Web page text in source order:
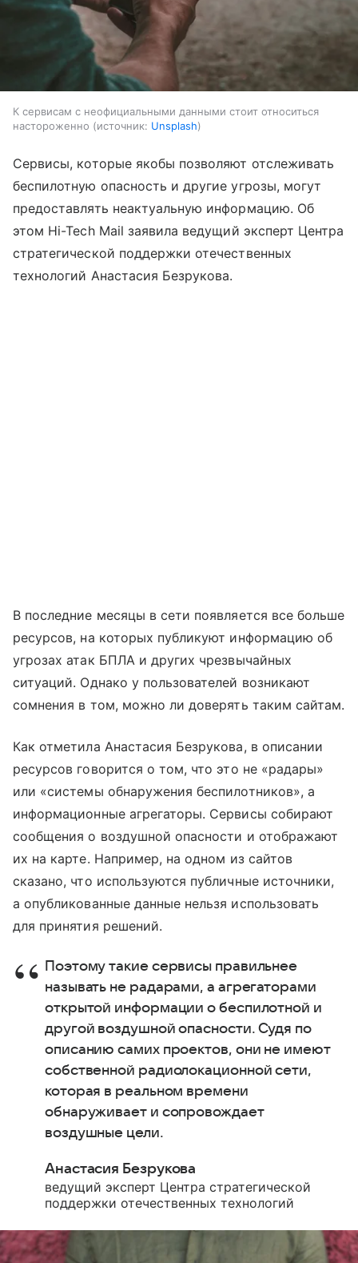
К сервисам с неофициальными данными стоит относиться
настороженно
источник: Unsplash
Сервисы, которые якобы позволяют отслеживать
беспилотную опасность и другие угрозы, могут
предоставлять неактуальную информацию. Об
этом Hi-Tech Mail заявила ведущий эксперт Центра
стратегической поддержки отечественных
технологий Анастасия Безрукова.
В последние месяцы в сети появляется все больше
ресурсов, на которых публикуют информацию об
угрозах атак БПЛА и других чрезвычайных
ситуаций. Однако у пользователей возникают
сомнения в том, можно ли доверять таким сайтам.
Как отметила Анастасия Безрукова, в описании
ресурсов говорится о том, что это не «радары»
или «системы обнаружения беспилотников», а
информационные агрегаторы. Сервисы собирают
сообщения о воздушной опасности и отображают
их на карте. Например, на одном из сайтов
сказано, что используются публичные источники,
а опубликованные данные нельзя использовать
для принятия решений.
Поэтому такие сервисы правильнее
называть не радарами, а агрегаторами
открытой информации о беспилотной и
другой воздушной опасности. Судя по
описанию самих проектов, они не имеют
собственной радиолокационной сети,
которая в реальном времени
обнаруживает и сопровождает
воздушные цели.
Анастасия Безрукова
ведущий эксперт Центра стратегической
поддержки отечественных технологий